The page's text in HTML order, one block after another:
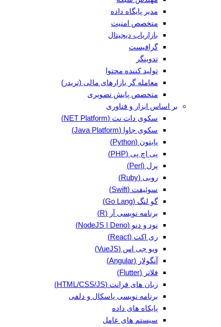
مدیر پایگاه داده
متخصص امنیت
بازاریاب دیجیتال
گرافیست
تدوینگر
تولید کننده محتوا
معامله گر بازارهای مالی (تریدر)
متخصص پایش تصویری
بر اساس ابزار و فناوری
سکوی دات نت (NET Platform)
سکوی جاوا (Java Platform)
پایتون (Python)
پی اچ پی (PHP)
پرل (Perl)
روبی (Ruby)
سوئیفت (Swift)
گو لنگ (Go Lang)
برنامه نویسی آر (R)
نود و دنو (NodeJS | Deno)
ری اکت (React)
ویو جی اس (VueJS)
آنگولار (Angular)
فلاتر (Flutter)
زبان های فرانت (HTML/CSS/JS)
برنامه نویسی پاسکال و دلفی
پایکاه های داده
سیستم های عامل